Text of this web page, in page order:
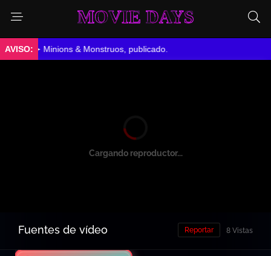
MOVIE DAYS
publicado.
Fuentes de vídeo 8 Vistas
Reportar